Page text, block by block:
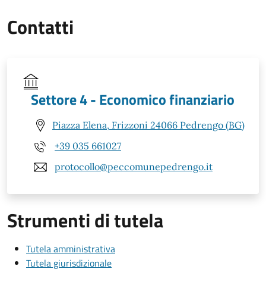
Contatti
Settore 4 - Economico finanziario
Piazza Elena, Frizzoni 24066 Pedrengo (BG)
+39 035 661027
protocollo@peccomunepedrengo.it
Strumenti di tutela
Tutela amministrativa
Tutela giurisdizionale